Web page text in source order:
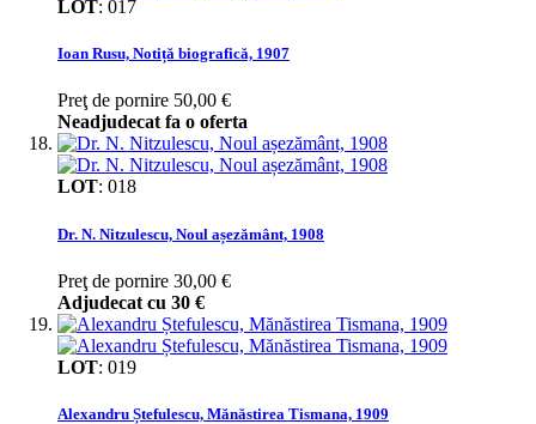
LOT: 017
Ioan Rusu, Notiță biografică, 1907
Preţ de pornire 50,00 €
Neadjudecat fa o oferta
LOT: 018
Dr. N. Nitzulescu, Noul așezământ, 1908
Preţ de pornire 30,00 €
Adjudecat cu 30 €
LOT: 019
Alexandru Ștefulescu, Mănăstirea Tismana, 1909